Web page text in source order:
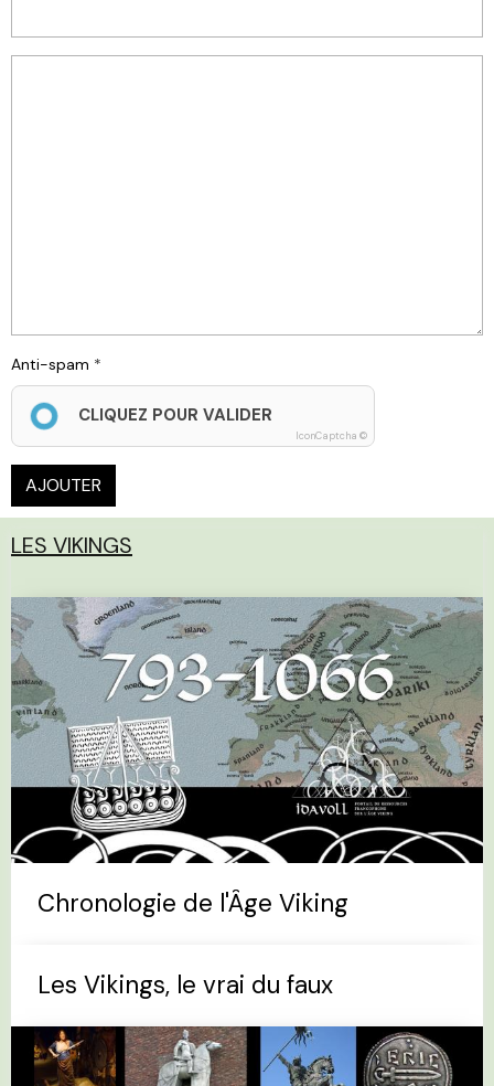
Anti-spam
CLIQUEZ POUR VALIDER
IconCaptcha ©
AJOUTER
LES VIKINGS
Chronologie de l'Âge Viking
Les Vikings, le vrai du faux